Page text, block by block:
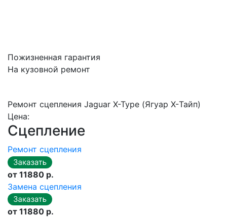
Пожизненная гарантия
На кузовной ремонт
Ремонт сцепления Jaguar X-Type (Ягуар X-Тайп)
Цена:
Сцепление
Ремонт сцепления
от 11880 р.
Замена сцепления
от 11880 р.